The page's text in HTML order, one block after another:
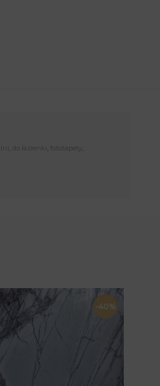
do łazienki fototapety
-40%